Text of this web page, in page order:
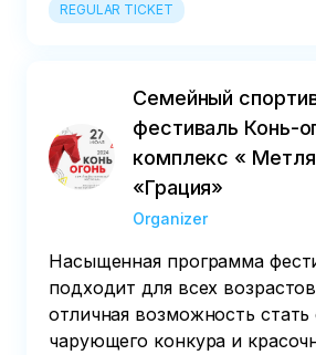
REGULAR TICKET
Семейный
фестиваль Конь-
комплекс «
«Грация»
Organizer
Насыщенная программа
подходит для всех
отличная возможность
чарующего конкура и